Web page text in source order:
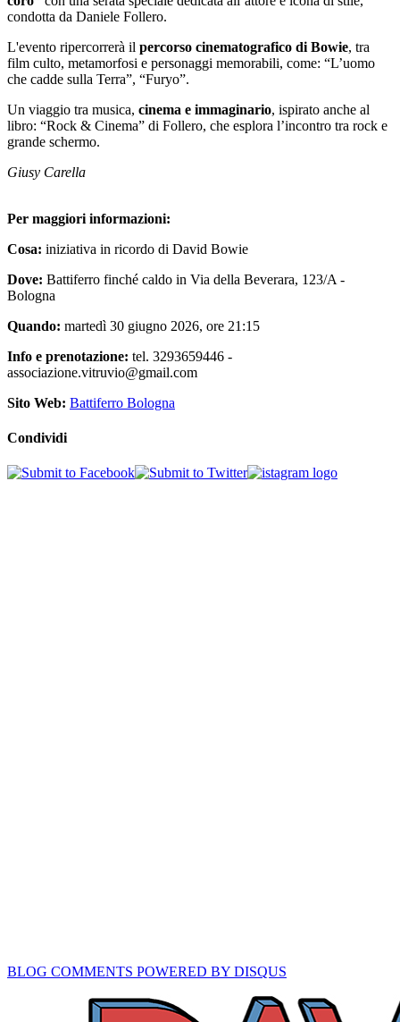
condotta da Daniele Follero.
L'evento ripercorrerà il percorso cinematografico di Bowie, tra
film culto, metamorfosi e personaggi memorabili, come: “L’uomo
che cadde sulla Terra”, “Furyo”.
Un viaggio tra musica, cinema e immaginario, ispirato anche al
libro: “Rock & Cinema” di Follero, che esplora l’incontro tra rock e
grande schermo.
Giusy Carella
Per maggiori informazioni:
Cosa: iniziativa in ricordo di David Bowie
Dove: Battiferro finché caldo in Via della Beverara, 123/A -
Bologna
Quando: martedì 30 giugno 2026, ore 21:15
Info e prenotazione: tel. 3293659446 -
associazione.vitruvio@gmail.com
Sito Web: Battiferro Bologna
Condividi
BLOG COMMENTS POWERED BY DISQUS